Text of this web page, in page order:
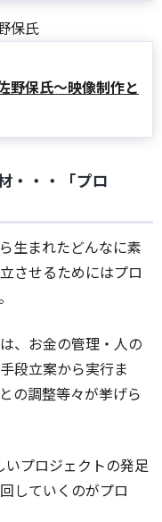
保氏
野保氏〜映像制作と
・・・「プロ
生まれたどんなに素
させるためにはプロ
、お金の管理・人の
段立案から実行ま
の調整等々が挙げら
プロジェクトの発足
していくのがプロ